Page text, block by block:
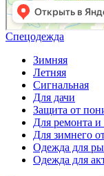
Спецодежда
Зимняя
Летняя
Сигнальная
Для дачи
Защита от
Для ремонта и
Для зимнего
Одежда для
Одежда для